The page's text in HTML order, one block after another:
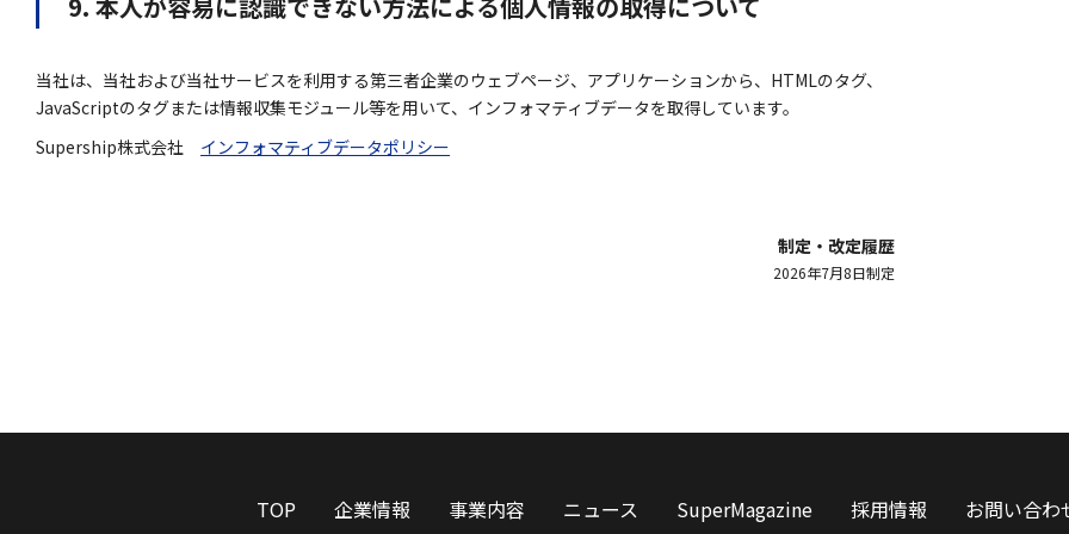
当社は、当社および当社サービスを利用する第三者企業のウェブページ、アプリケーションから、HTMLのタグ、
JavaScriptのタグまたは情報収集モジュール等を用いて、インフォマティブデータを取得しています。
Supership株式会社 インフォマティブデータポリシー
制定・改定履歴
2026年7月8日制定
TOP 企業情報 事業内容 ニュース SuperMagazine 採用情報 お問い合わ